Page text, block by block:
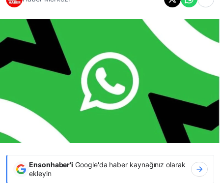
Ensonhaber'i Google'da haber kaynağınız olarak
ekleyin